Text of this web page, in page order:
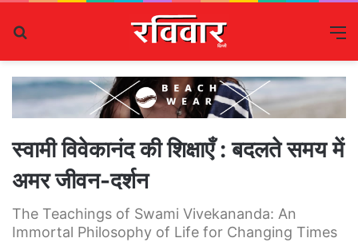
स्वामी विवेकानंद की शिक्षाएँ : बदलते समय में
अमर जीवन-दर्शन
The Teachings of Swami Vivekananda: An
Immortal Philosophy of Life for Changing Times